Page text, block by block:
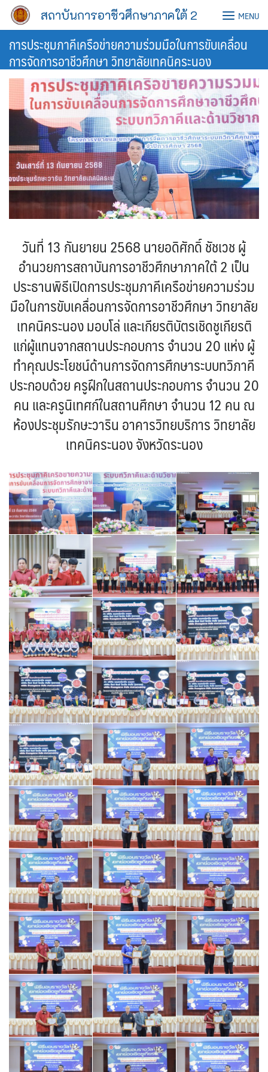
Skip
content
สถาบันการอาชีวศึกษาภาคใต้ 2 MENU
การประชุมภาคีเครือข่ายความร่วมมือในการขับเคลื่อน
การจัดการอาชีวศึกษา วิทยาลัยเทคนิคระนอง
วันที่ 13 กันยายน 2568 นายอดิศักดิ์ ชัชเวช ผู้
อำนวยการสถาบันการอาชีวศึกษาภาคใต้ 2 เป็น
ประธานพิธีเปิดการประชุมภาคีเครือข่ายความร่วม
มือในการขับเคลื่อนการจัดการอาชีวศึกษา วิทยาลัย
เทคนิคระนอง มอบโล่ และเกียรติบัตรเชิดชูเกียรติ
แก่ผู้แทนจากสถานประกอบการ จำนวน 20 แห่ง ผู้
ทำคุณประโยชน์ด้านการจัดการศึกษาระบบทวิภาคี
ประกอบด้วย ครูฝึกในสถานประกอบการ จำนวน 20
คน และครูนิเทศก์ในสถานศึกษา จำนวน 12 คน ณ
ห้องประชุมรักษะวาริน อาคารวิทยบริการ วิทยาลัย
เทคนิคระนอง จังหวัดระนอง